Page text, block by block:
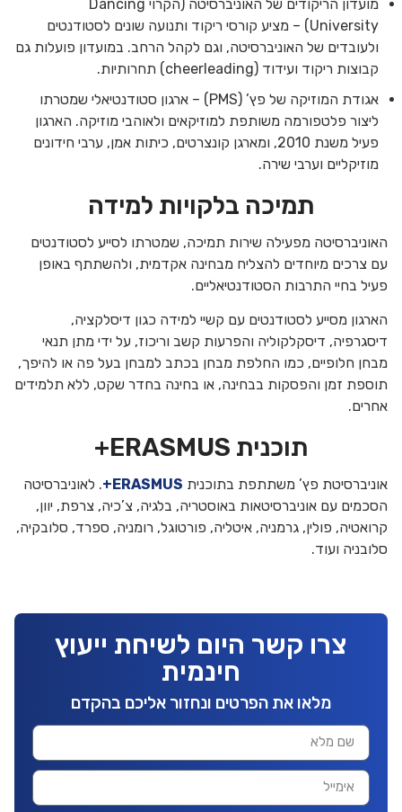
מועדון הריקודים של האוניברסיטה (הקרוי Dancing
University) – מציע קורסי ריקוד ותנועה שונים לסטודנטים
ולעובדים של האוניברסיטה, וגם לקהל הרחב. במועדון פועלות גם
קבוצות ריקוד ועידוד (cheerleading) תחרותיות.
אגודת המוזיקה של פץ’ (PMS) – ארגון סטודנטיאלי שמטרתו
ליצור פלטפורמה משותפת למוזיקאים ולאוהבי מוזיקה. הארגון
פעיל משנת 2010, ומארגן קונצרטים, כיתות אמן, ערבי חידונים
מוזיקליים וערבי שירה.
תמיכה בלקויות למידה
האוניברסיטה מפעילה שירות תמיכה, שמטרתו לסייע לסטודנטים
עם צרכים מיוחדים להצליח מבחינה אקדמית, ולהשתתף באופן
פעיל בחיי התרבות הסטודנטיאליים.
הארגון מסייע לסטודנטים עם קשיי למידה כגון דיסלקציה,
דיסגרפיה, דיסקלקוליה והפרעות קשב וריכוז, על ידי מתן תנאי
מבחן חלופיים, כמו החלפת מבחן בכתב למבחן בעל פה או להיפך,
תוספת זמן והפסקות בבחינה, או בחינה בחדר שקט, ללא תלמידים
אחרים.
תוכנית ERASMUS+
אוניברסיטת פץ’ משתתפת בתוכנית ERASMUS+
. לאוניברסיטה
הסכמים עם אוניברסיטאות באוסטריה, בלגיה, צ’כיה, צרפת, יוון,
קרואטיה, פולין, גרמניה, איטליה, פורטוגל, רומניה, ספרד, סלובקיה,
סלובניה ועוד.
צרו קשר היום לשיחת ייעוץ
חינמית
מלאו את הפרטים ונחזור אליכם בהקדם